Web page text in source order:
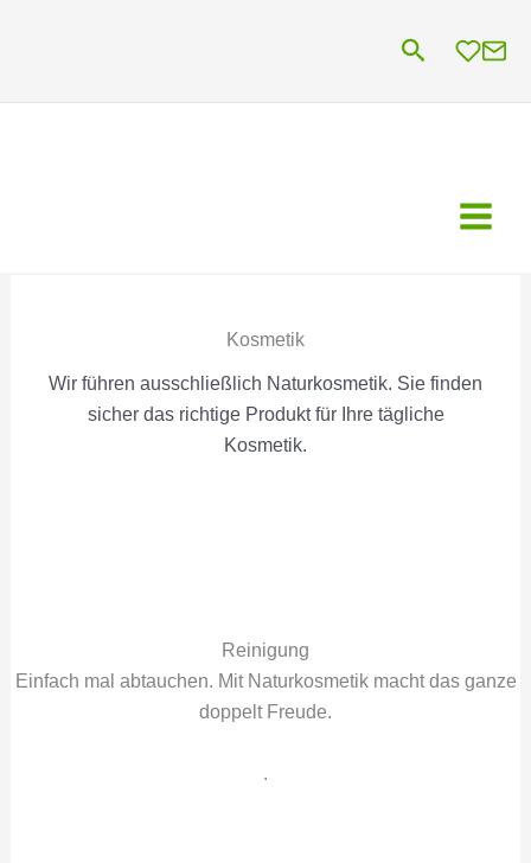
Suchen
Kosmetik
Wir führen ausschließlich Naturkosmetik. Sie finden
sicher das richtige Produkt für Ihre tägliche
Kosmetik.
Reinigung
Einfach mal abtauchen. Mit Naturkosmetik macht das ganze
doppelt Freude.
.